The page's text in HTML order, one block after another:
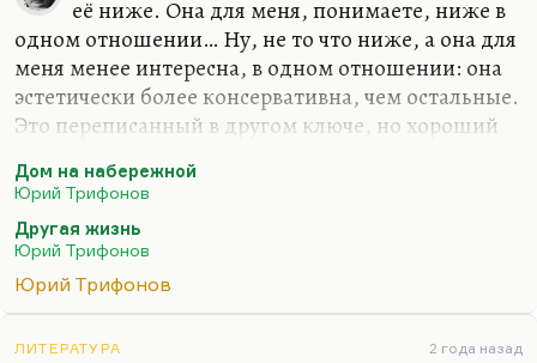
её ниже. Она для меня, понимаете, ниже в
одном отношении… Ну, не то что ниже, а она для
меня менее интересна, в одном отношении: она
эстетически более консервативна, чем остальные.
Это переписанный в другом ключе, но хороший
усовершенствованные «Студенты». «Дом на
набережной» — там мне-то как раз больше всего
нравится зачин, вот это начало и финал, вот это:
«А вдруг чудо, ещё один поворот в его жизни?»
Шулепа для меня там интересный герой, потому
Лёва вот этот, который на самом деле с реального
Дом на набережной
Юрий Трифонов
Другая жизнь
Юрий Трифонов
Юрий Трифонов
ЛИТЕРАТУРА 2 года назад